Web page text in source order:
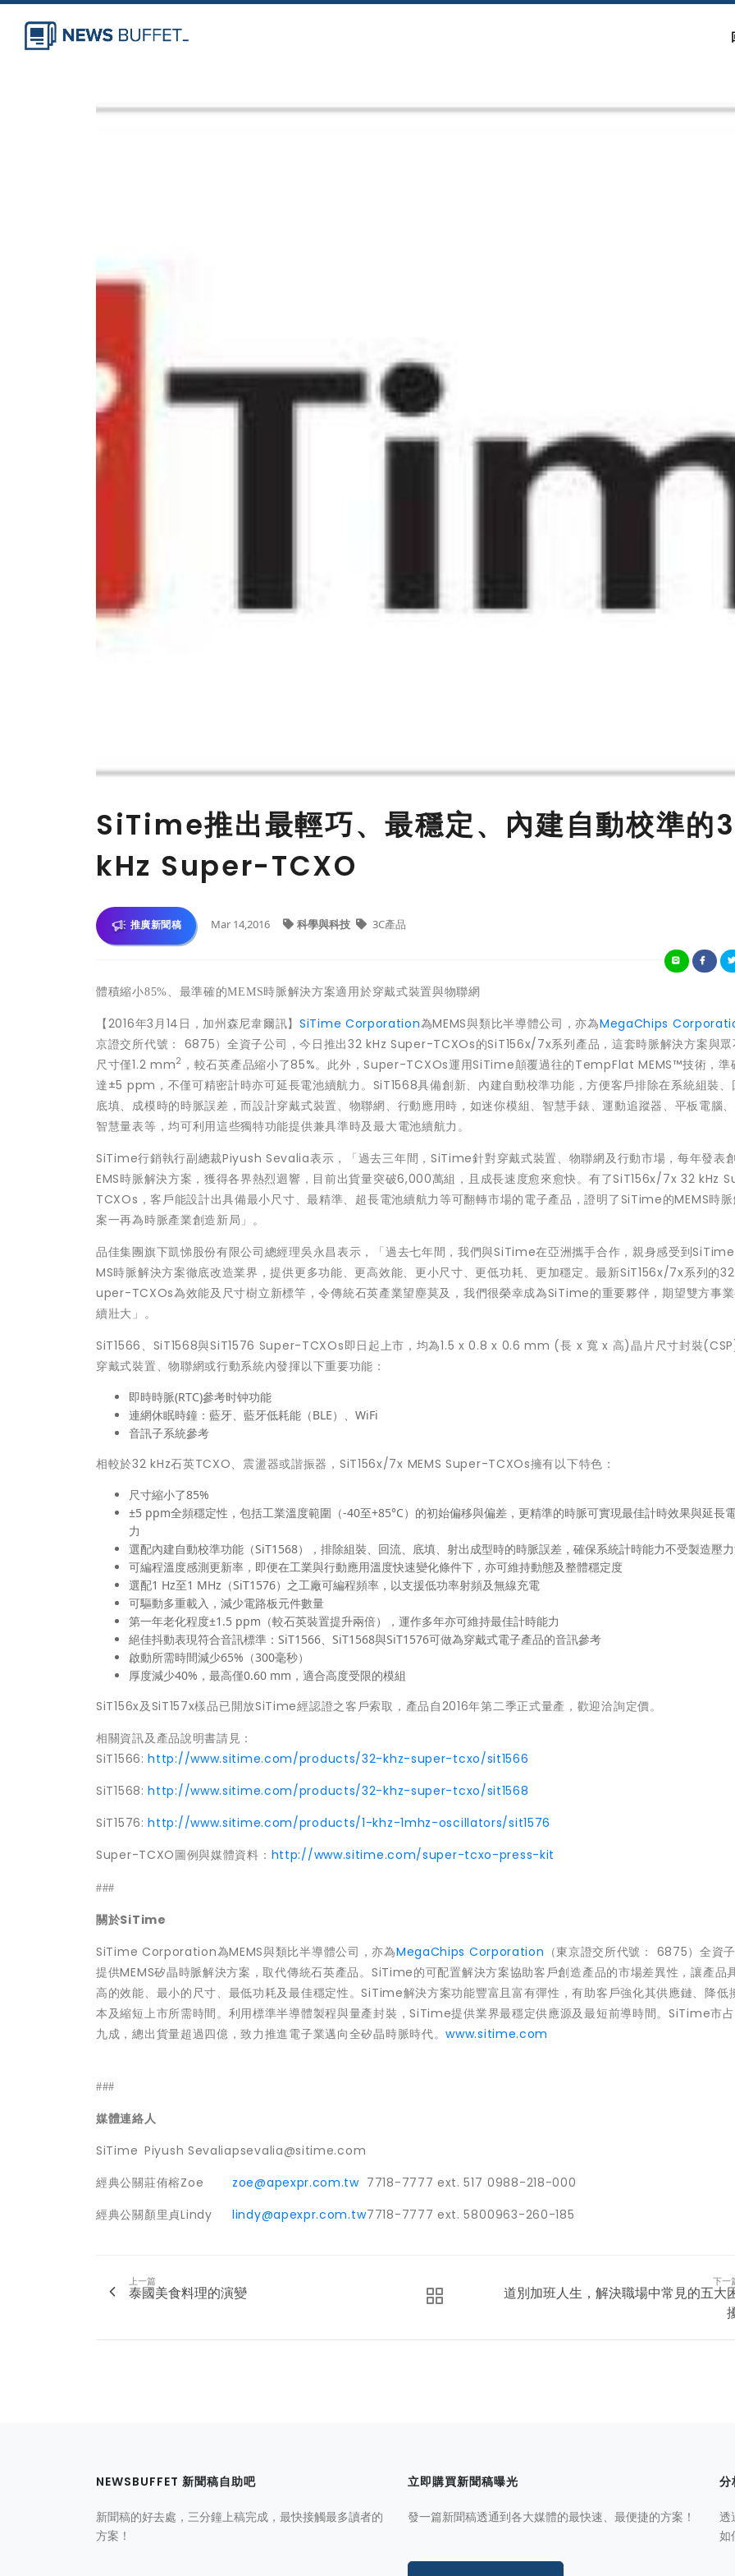
SiTime推出最輕巧、最穩定、內建自動校準的
kHz Super-TCXO
推廣新聞稿 Mar 14,2016 科學與科技 3C產品
體積縮小85% 、最準確的MEMS時脈解決方案適用於穿戴式裝置與物聯網
【2016年3月14日，加州森尼韋爾訊】 SiTime Corporation為MEMS與類比半導體公司，亦為MegaChips
京證交所代號： 6875）全資子公司，今日推出32 kHz Super-TCXOs的SiT156x/7x系列產品，這套時脈解決方案與眾
尺寸僅1.2 mm2 ，較石英產品縮小了85%。此外，Super-TCXOs運用SiTime顛覆過往的TempFlat MEMS™技術，準
達±5 ppm，不僅可精密計時亦可延長電池續航力。SiT1568具備創新、內建自動校準功能，方便客戶排除在系統組裝、
底填、成模時的時脈誤差，而設計穿戴式裝置、物聯網、行動應用時，如迷你模組、智慧手錶、運動追蹤器、平板電腦、
智慧量表等，均可利用這些獨特功能提供兼具準時及最大電池續航力。
SiTime行銷執行副總裁Piyush Sevalia表示，「過去三年間，SiTime針對穿戴式裝置、物聯網及行動市場，每年發表
EMS時脈解決方案，獲得各界熱烈迴響，目前出貨量突破6,000萬組，且成長速度愈來愈快。有了SiT156x/7x 32 kHz
TCXOs，客戶能設計出具備最小尺寸、最精準、超長電池續航力等可翻轉市場的電子產品，證明了SiTime的MEMS時
案一再為時脈產業創造新局」。
品佳集團旗下凱悌股份有限公司總經理吳永昌表示，「過去七年間，我們與SiTime在亞洲攜手合作，親身感受到SiTime
MS時脈解決方案徹底改造業界，提供更多功能、更高效能、更小尺寸、更低功耗、更加穩定。最新SiT156x/7x系列的
uper-TCXOs為效能及尺寸樹立新標竿，令傳統石英產業望塵莫及，我們很榮幸成為SiTime的重要夥伴，期望雙方事
續壯大」。
SiT1566、SiT1568與SiT1576 Super-TCXOs即日起上市，均為1.5 x 0.8 x 0.6 mm (長 x 寬 x 高)晶片尺寸封裝
穿戴式裝置、物聯網或行動系統內發揮以下重要功能：
即時時脈(RTC)參考时钟功能
連網休眠時鐘：藍牙、藍牙低耗能（BLE）、WiFi
音訊子系統參考
相較於32 kHz石英TCXO、震盪器或諧振器，SiT156x/7x MEMS Super-TCXOs擁有以下特色：
尺寸縮小了85%
±5 ppm全頻穩定性，包括工業溫度範圍（-40至+85°C）的初始偏移與偏差，更精準的時脈可實現最佳計時效果與延長
力
選配內建自動校準功能（SiT1568），排除組裝、回流、底填、射出成型時的時脈誤差，確保系統計時能力不受製造壓
可編程溫度感測更新率，即便在工業與行動應用溫度快速變化條件下，亦可維持動態及整體穩定度
選配1 Hz至1 MHz（SiT1576）之工廠可編程頻率，以支援低功率射頻及無線充電
可驅動多重載入，減少電路板元件數量
第一年老化程度±1.5 ppm（較石英裝置提升兩倍），運作多年亦可維持最佳計時能力
絕佳抖動表現符合音訊標準：SiT1566、SiT1568與SiT1576可做為穿戴式電子產品的音訊參考
啟動所需時間減少65%（300毫秒）
厚度減少40%，最高僅0.60 mm，適合高度受限的模組
SiT156x及SiT157x樣品已開放SiTime經認證之客戶索取，產品自2016年第二季正式量產，歡迎洽詢定價。
相關資訊及產品說明書請見：
SiT1566:http://www.sitime.com/products/32-khz-super-tcxo/sit1566
SiT1568:http://www.sitime.com/products/32-khz-super-tcxo/sit1568
SiT1576:http://www.sitime.com/products/1-khz-1mhz-oscillators/sit1576
Super-TCXO圖例與媒體資料： http://www.sitime.com/super-tcxo-press-kit
###
關於SiTime
SiTime Corporation為MEMS與類比半導體公司，亦為MegaChips Corporation （東京證交所代號： 6875）全資
提供MEMS矽晶時脈解決方案，取代傳統石英產品。SiTime的可配置解決方案協助客戶創造產品的市場差異性，讓產品
高的效能、最小的尺寸、最低功耗及最佳穩定性。SiTime解決方案功能豐富且富有彈性，有助客戶強化其供應鏈、降低
本及縮短上市所需時間。利用標準半導體製程與量產封裝，SiTime提供業界最穩定供應源及最短前導時間。SiTime市
九成，總出貨量超過四億，致力推進電子業邁向全矽晶時脈時代。www.sitime.com
###
媒體連絡人
SiTime Piyush Sevaliapsevalia@sitime.com
經典公關莊侑榕Zoe zoe@apexpr.com.tw 7718-7777 ext. 517 0988-218-000
經典公關顏里貞Lindy lindy@apexpr.com.tw7718-7777 ext. 5800963-260-185
上一篇
泰國美食料理的演變
下一
道別加班人生，解決職場中常見的五大
NEWSBUFFET 新聞稿自助吧
新聞稿的好去處，三分鐘上稿完成，最快接觸最多讀者的
方案！
立即購買新聞稿曝光
發一篇新聞稿透通到各大媒體的最快速、最便捷的方案！
分
透
如